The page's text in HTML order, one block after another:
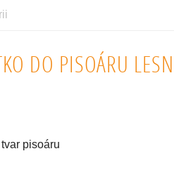
DO PISOÁRU
pisoáru